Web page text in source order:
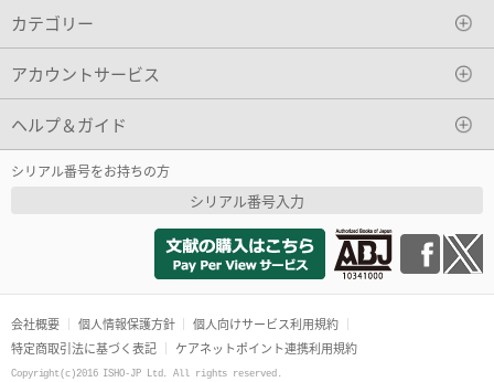
カテゴリー
アカウントサービス
ヘルプ＆ガイド
シリアル番号をお持ちの方
シリアル番号入力
会社概要 個人情報保護方針
個人向けサービス利用規約
特定商取引法に基づく表記
ケアネットポイント連携利用規約
Copyright(c)2016 ISHO-JP Ltd. All rights reserved.